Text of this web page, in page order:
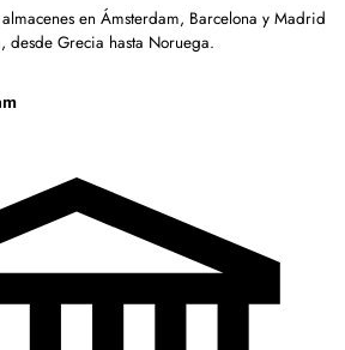
en Ámsterdam, Barcelona y Madrid
desde Grecia hasta Noruega.